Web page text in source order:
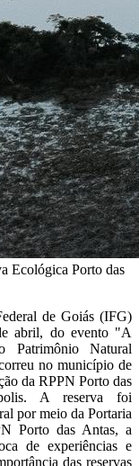
Ecológica Porto das
de Goiás (IFG)
abril, do evento "A
Patrimônio Natural
no município de
da RPPN Porto das
A reserva foi
por meio da Portaria
Porto das Antas, a
de experiências e
das reservas